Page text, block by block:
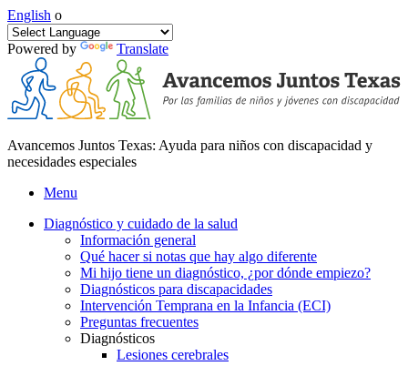
English o
Powered by Translate
Avancemos Juntos Texas: Ayuda para niños con discapacidad y
necesidades especiales
Menu
Diagnóstico y cuidado de la salud
Información general
Qué hacer si notas que hay algo diferente
Mi hijo tiene un diagnóstico, ¿por dónde empiezo?
Diagnósticos para discapacidades
Intervención Temprana en la Infancia (ECI)
Preguntas frecuentes
Diagnósticos
Lesiones cerebrales